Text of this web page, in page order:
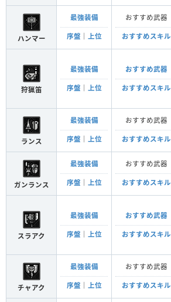
ハンマー
最強装備
序盤 上位
おすすめ武器
おすすめスキル
狩猟笛
最強装備
序盤 上位
おすすめ武器
おすすめスキル
ランス
最強装備
序盤 上位
おすすめ武器
おすすめスキル
ガンランス
最強装備
序盤 上位
おすすめ武器
おすすめスキル
スラアク
最強装備
序盤 上位
おすすめ武器
おすすめスキル
チャアク
最強装備
序盤 上位
おすすめ武器
おすすめスキル